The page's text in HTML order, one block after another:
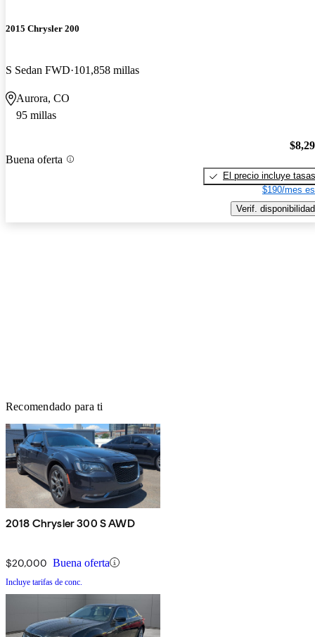
2015 Chrysler 200
S Sedan FWD 101,858 millas
Aurora, CO
95 millas
Buena oferta
El precio incluye tasas
$190/mes
Verif. disponibilidad
Recomendado para ti
2018 Chrysler 300 S AWD
$20,000 Buena oferta
Incluye tarifas de conc.